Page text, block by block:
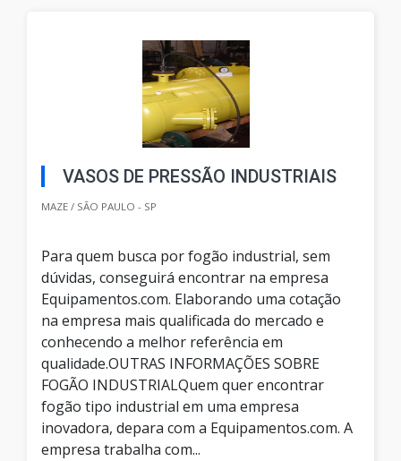
VASOS DE PRESSÃO INDUSTRIAIS
MAZE / SÃO PAULO - SP
Para quem busca por fogão industrial, sem
dúvidas, conseguirá encontrar na empresa
Equipamentos.com. Elaborando uma cotação
na empresa mais qualificada do mercado e
conhecendo a melhor referência em
qualidade.OUTRAS INFORMAÇÕES SOBRE
FOGÃO INDUSTRIALQuem quer encontrar
fogão tipo industrial em uma empresa
inovadora, depara com a Equipamentos.com. A
empresa trabalha com...